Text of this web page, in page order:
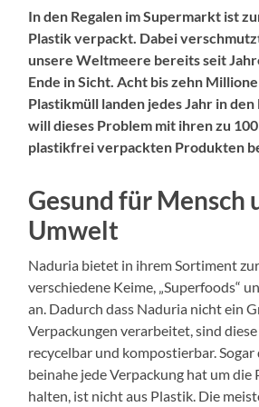
In den Regalen im Supermarkt ist
Plastik verpackt. Dabei
unsere Weltmeere bereits seit
Ende in Sicht. Acht bis zehn
Plastikmüll landen jedes Jahr in
will dieses Problem mit ihren zu
plastikfrei verpackten Produkten
Gesund für Mensch
Umwelt
Naduria bietet in ihrem Sortiment
verschiedene Keime, „Superfoods“
an. Dadurch dass Naduria nicht ein
Verpackungen verarbeitet, sind
recycelbar und kompostierbar. Sogar
beinahe jede Verpackung hat um die
halten, ist nicht aus Plastik. Die